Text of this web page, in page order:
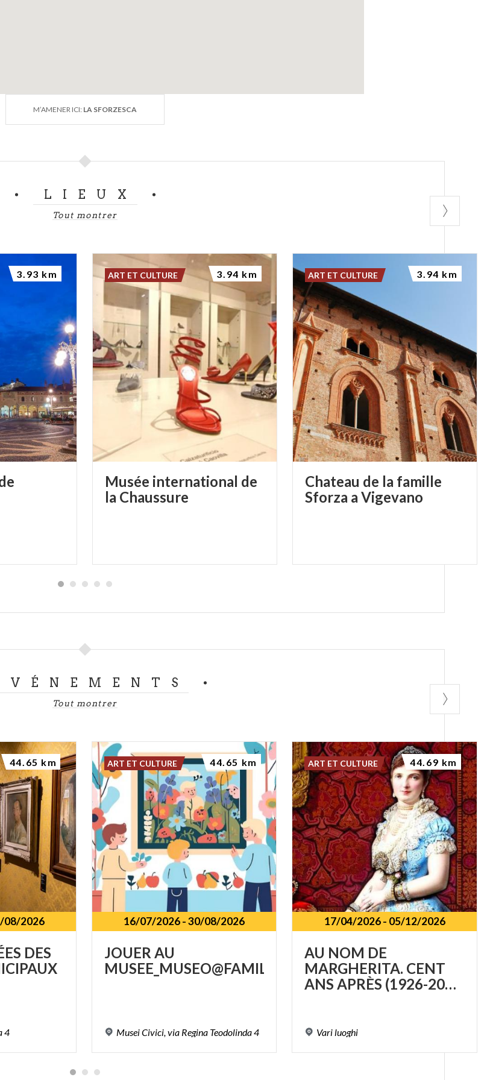
M’AMENER ICI: LA SFORZESCA
LIEUX
Tout montrer
3.93 km
Musée international de
la Chaussure
ART ET CULTURE 3.94 km
Chateau de la famille
Sforza a Vigevano
ART ET CULTURE 3.94 km
Tout montrer
08/2026
DES
4
44.65 km
16/07/2026-30/08/2026
JOUER AU
MUSEE_MUSEO@FAMILY
MuseiCivici,via Regina Teodolinda4
ART ET CULTURE 44.65 km
17/04/2026- 05/12/2026
AU NOM DE
MARGHERITA. CENT
ANS APRÈS (1926-2026)
Variluoghi
ART ET CULTURE 44.69 km